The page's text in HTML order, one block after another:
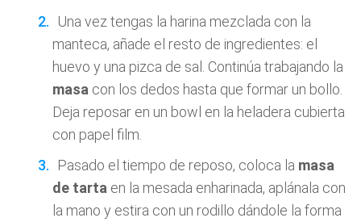
Una vez tengas la harina mezclada con la
manteca, añade el resto de ingredientes: el
huevo y una pizca de sal. Continúa trabajando la
masa con los dedos hasta que formar un bollo.
Deja reposar en un bowl en la heladera cubierta
con papel film.
Pasado el tiempo de reposo, coloca la masa
de tarta en la mesada enharinada, aplánala con
la mano y estira con un rodillo dándole la forma